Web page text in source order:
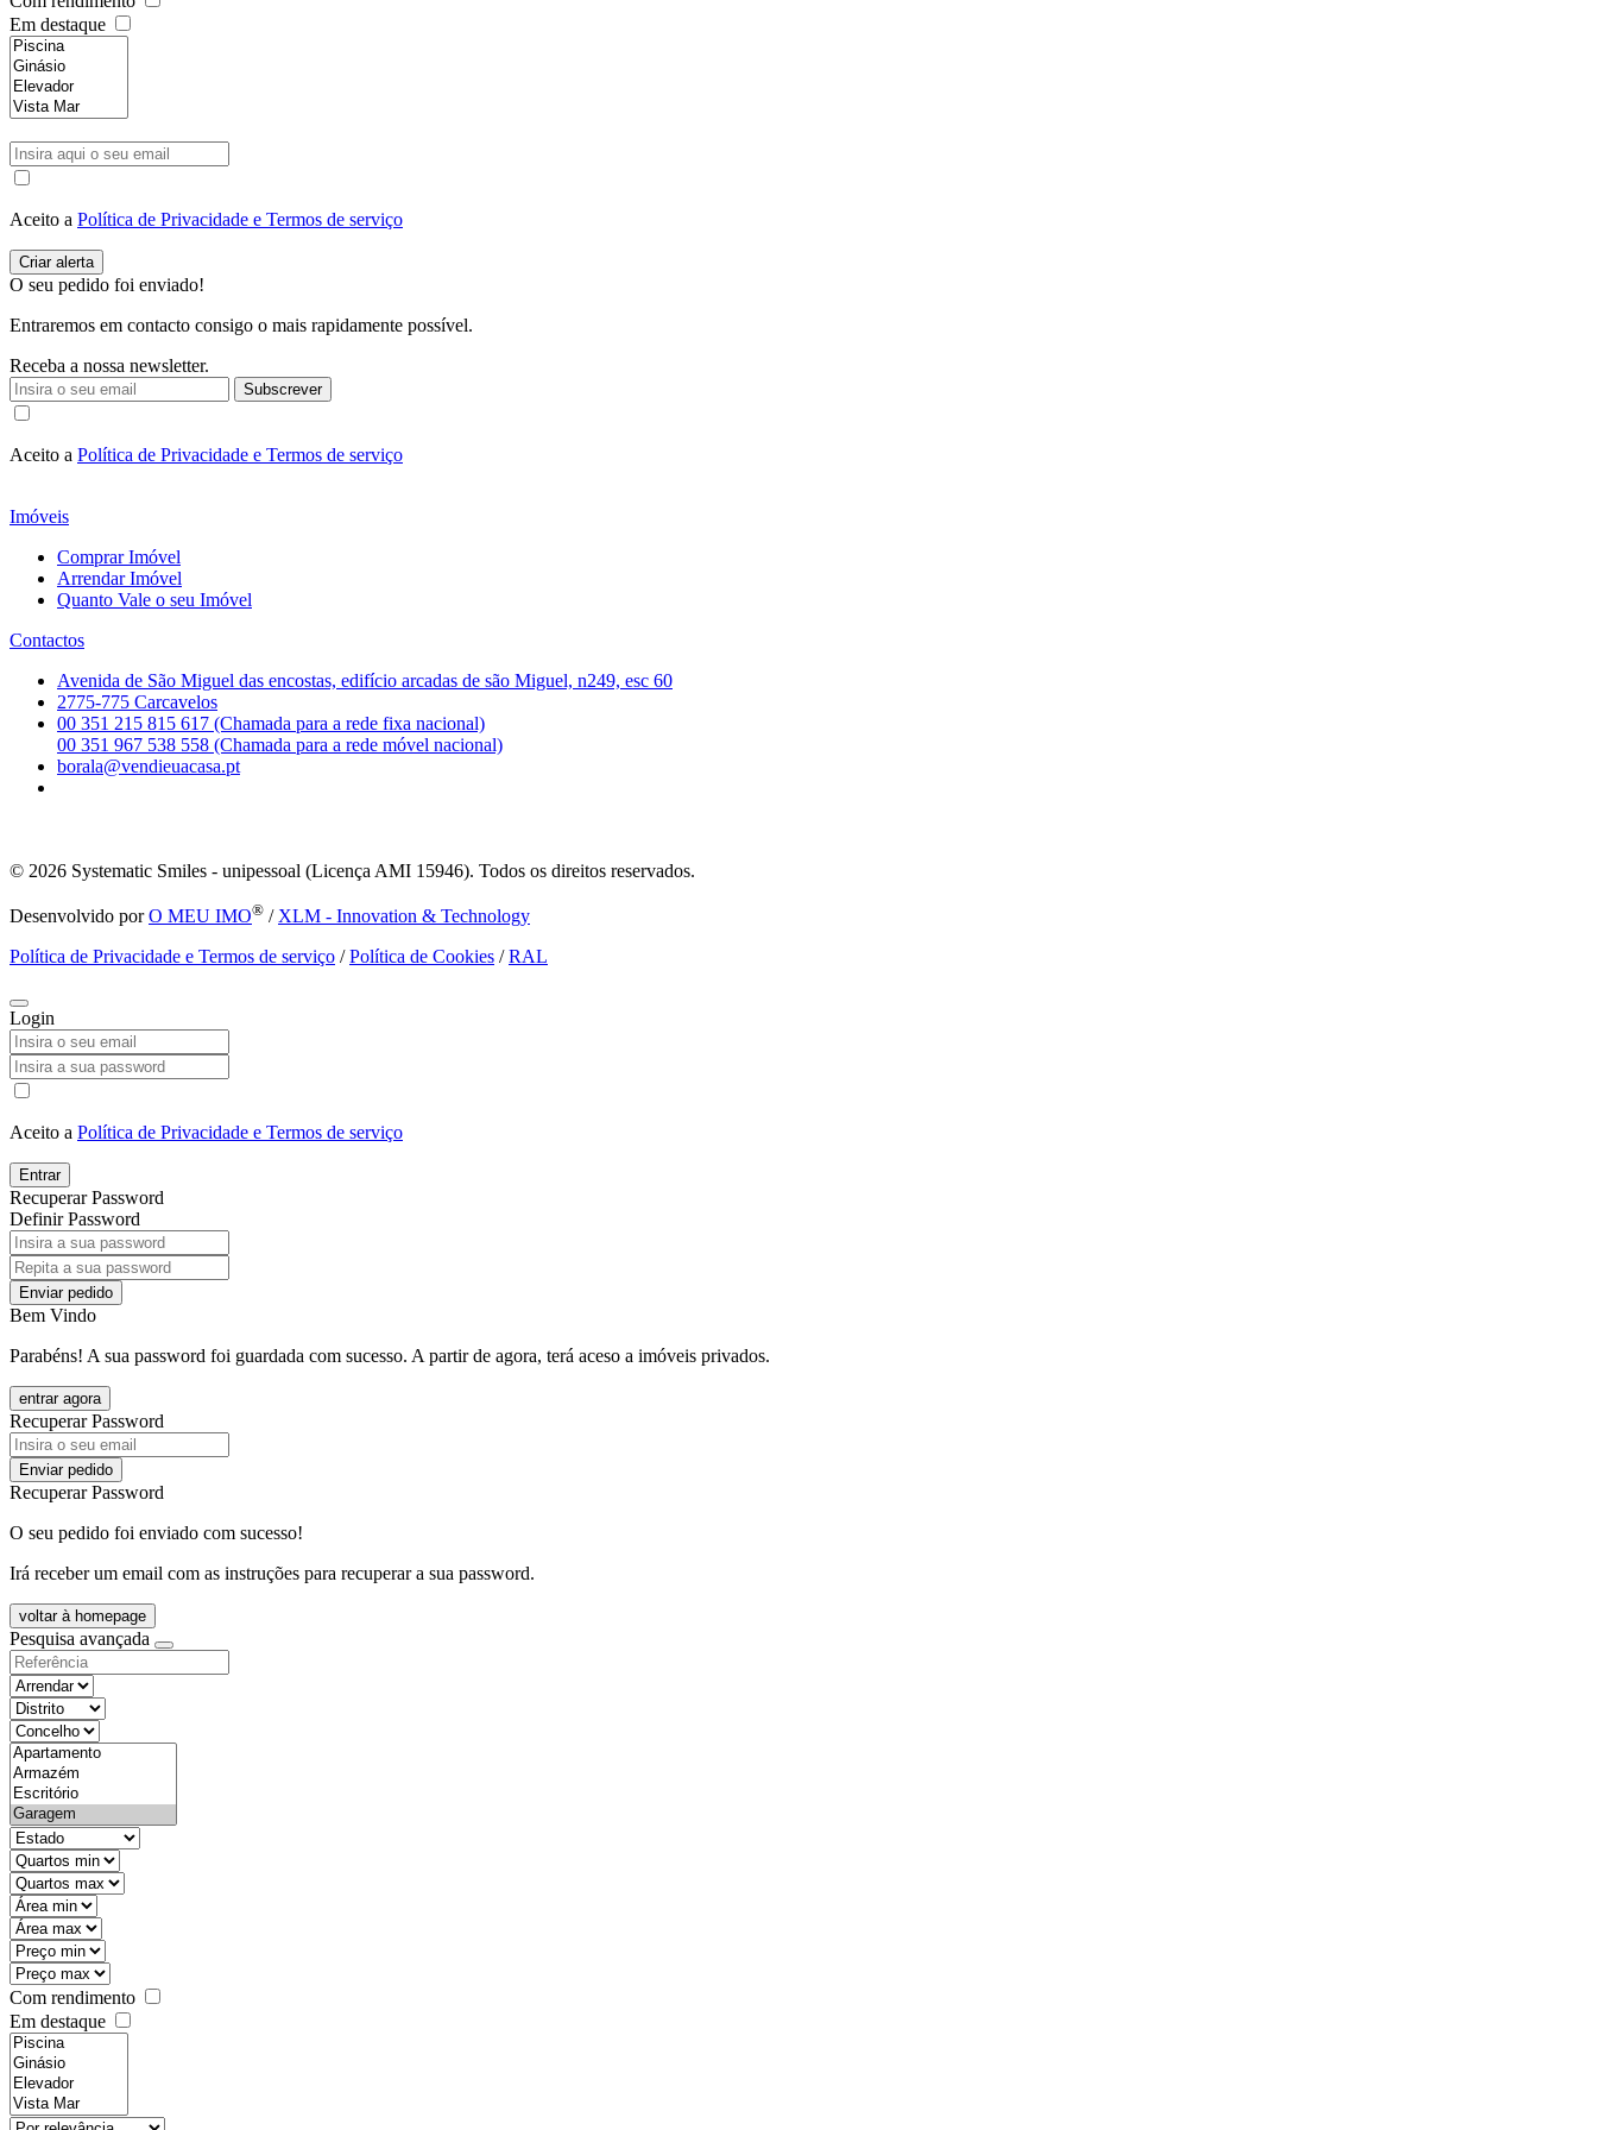
Em destaque
Aceito a Política de Privacidade e Termos de serviço
O seu pedido foi enviado!
Entraremos em contacto consigo o mais rapidamente possível.
Receba a nossa newsletter.
Subscrever
Aceito a Política de Privacidade e Termos de serviço
Imóveis
Comprar Imóvel
Arrendar Imóvel
Quanto Vale o seu Imóvel
Contactos
Avenida de São Miguel das encostas, edifício arcadas de são Miguel, n249, esc 60
2775-775 Carcavelos
00 351 215 815 617 (Chamada para a rede fixa nacional)
00 351 967 538 558 (Chamada para a rede móvel nacional)
borala@vendieuacasa.pt
© 2026 Systematic Smiles - unipessoal (Licença AMI 15946). Todos os direitos reservados.
Desenvolvido porO MEU IMO® / XLM - Innovation & Technology
Política de Privacidade e Termos de serviço /Política de Cookies /RAL
Login
Aceito a Política de Privacidade e Termos de serviço
Entrar
Recuperar Password
Definir Password
Enviar pedido
Bem Vindo
Parabéns! A sua password foi guardada com sucesso. A partir de agora, terá aceso a imóveis privados.
entrar agora
Recuperar Password
Enviar pedido
Recuperar Password
O seu pedido foi enviado com sucesso!
Irá receber um email com as instruções para recuperar a sua password.
voltar à homepage
Pesquisa avançada
objective
districtId
countyId
types
state
mintypo
maxtypo
minarea
maxarea
minprice
maxprice
Com rendimento
Em destaque
features